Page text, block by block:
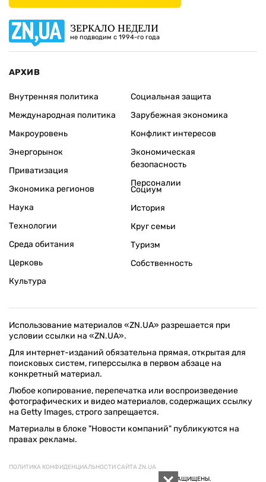
ЗЕРКАЛО НЕДЕЛИ
не подводим с 1994-го года
АРХИВ
Внутренняя политика
Международная политика
Макроуровень
Энергорынок
Приватизация
Экономика регионов
Социальная защита
Зарубежная экономика
Конфликт интересов
Экономическая
безопасность
Персоналии
Наука
Технологии
Среда обитания
Церковь
Культура
Социум
История
Круг семьи
Туризм
Собственность
Использование материалов «ZN.UA» разрешается при
условии ссылки на «ZN.UA».
Для интернет-изданий обязательна прямая, открытая для
поисковых систем, гиперссылка в первом абзаце на
конкретный материал.
Любое копирование, перепечатка или воспроизведение
фотографических и видео материалов, содержащих ссылку
на Getty Images, строго запрещается.
Материалы в блоке "Новости компаний" публикуются на
правах рекламы.
ПОЛИТИКА КОНФИДЕНЦИАЛЬНОСТИ САЙТА ZN.UA
© 1994–2026 «ЗЕРКАЛО НЕДЕЛИ. УКРАИНА». ВСЕ ПРАВА ЗАЩИЩЕНЫ.